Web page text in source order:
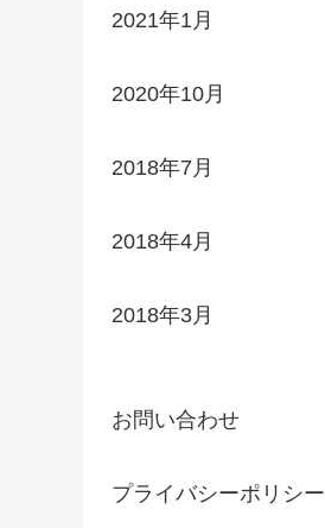
2021年1月
2020年10月
2018年7月
2018年4月
2018年3月
お問い合わせ
プライバシーポリシー